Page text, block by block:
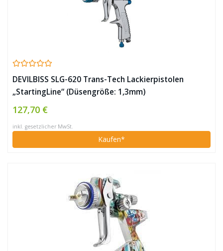
DEVILBISS SLG-620 Trans-Tech Lackierpistolen
„StartingLine“ (Düsengröße: 1,3mm)
127,70 €
inkl. gesetzlicher MwSt.
Kaufen*